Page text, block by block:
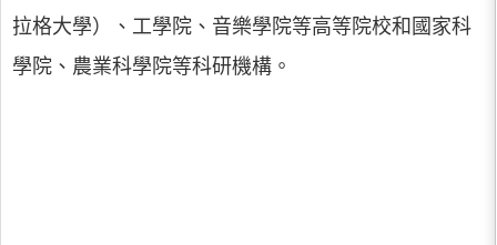
拉格大學）、工學院、音樂學院等高等院校和國家科
學院、農業科學院等科研機構。